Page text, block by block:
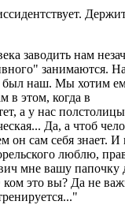
заводить нам
занимаются.
был наш. Мы хотим
в этом, когда в
а у нас
Да, а чтоб
он сам себя знает. И
люблю,
мне вашу папочку
ком это вы? Да не